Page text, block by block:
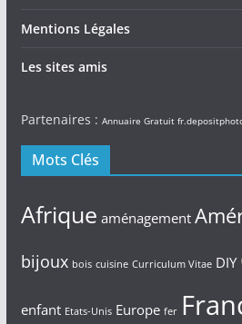
Mentions Légales
Les sites amis
Partenaires : Annuaire Gratuit
Mots Clés
Afrique aménagement
bijoux bois cuisine Curriculum Vitae DIY
enfant Etats-Unis Europe fer